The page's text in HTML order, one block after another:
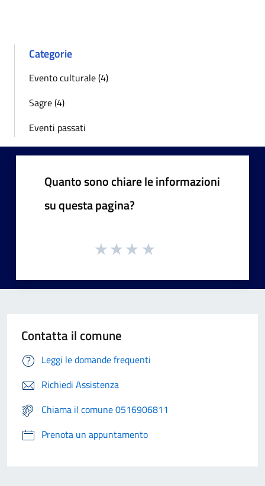
Categorie
Evento culturale (4)
Sagre (4)
Eventi passati
Quanto sono chiare le informazioni
su questa pagina?
Contatta il comune
Leggi le domande frequenti
Richiedi Assistenza
Chiama il comune 0516906811
Prenota un appuntamento